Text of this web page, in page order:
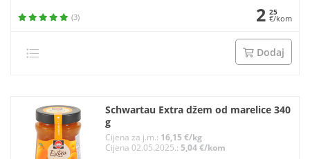
(3) 2 25
€/kom
Dodaj
Schwartau Extra džem od marelice 340
g
Cijena za j.m.: 16,15 €/kg
Cijena 02.05.2025.: 5,04 €/kom